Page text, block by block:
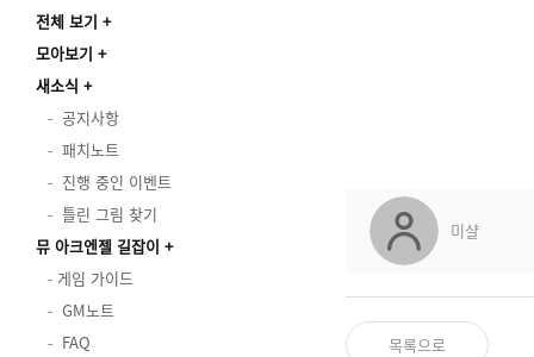
전체 보기
모아보기
새소식
공지사항
패치노트
진행 중인 이벤트
틀린 그림 찾기
뮤 아크엔젤 길잡이
게임 가이드
GM노트
FAQ
미샬
목록으로